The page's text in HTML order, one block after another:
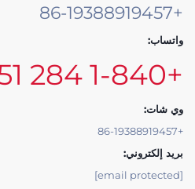
+86-19388919457
واتساب:
+1-840 284 1651
وي شات:
+86-19388919457
بريد إلكتروني: